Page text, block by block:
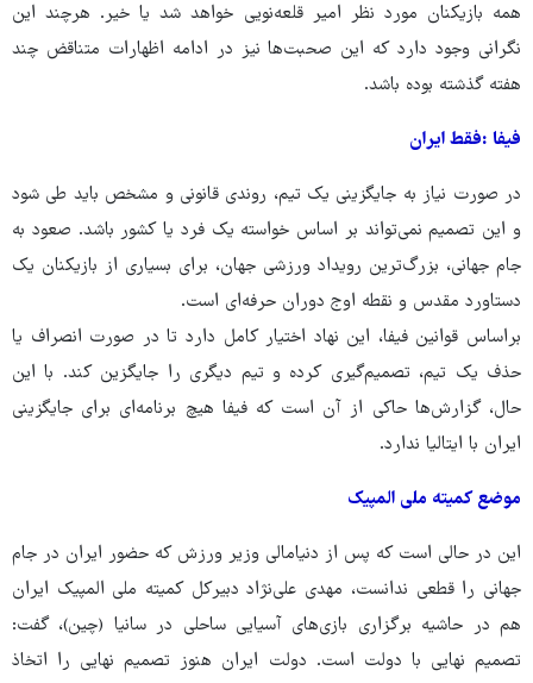
همه بازیکنان مورد نظر امیر قلعه‌نویی خواهد شد یا خیر. هرچند این
نگرانی وجود دارد که این صحبت‌ها نیز در ادامه اظهارات متناقض چند
هفته گذشته بوده باشد.
فیفا :فقط ایران
در صورت نیاز به جایگزینی یک تیم، روندی قانونی و مشخص باید طی شود
و این تصمیم نمی‌تواند بر اساس خواسته یک فرد یا کشور باشد. صعود به
جام جهانی، بزرگ‌ترین رویداد ورزشی جهان، برای بسیاری از بازیکنان یک
دستاورد مقدس و نقطه اوج دوران حرفه‌ای است.
براساس قوانین فیفا، این نهاد اختیار کامل دارد تا در صورت انصراف یا
حذف یک تیم، تصمیم‌گیری کرده و تیم دیگری را جایگزین کند. با این
حال، گزارش‌ها حاکی از آن است که فیفا هیچ برنامه‌ای برای جایگزینی
ایران با ایتالیا ندارد.
موضع کمیته ملی المپیک
این در حالی است که پس از دنیامالی وزیر ورزش که حضور ایران در جام
جهانی را قطعی ندانست، مهدی علی‌نژاد دبیرکل کمیته ملی المپیک ایران
هم در حاشیه برگزاری بازی‌های آسیایی ساحلی در سانیا (چین)، گفت:
تصمیم نهایی با دولت است. دولت ایران هنوز تصمیم نهایی را اتخاذ